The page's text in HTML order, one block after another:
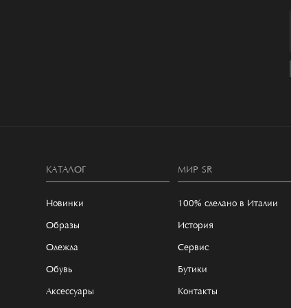
КАТАЛОГ
Новинки
Образы
Одежда
Обувь
Аксессуары
МИР SR
100% сделано в Италии
История
Сервис
Бутики
Контакты